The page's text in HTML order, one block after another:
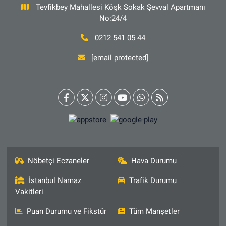
Tevfikbey Mahallesi Köşk Sokak Şevval Apartmanı
No:24/4
0212 541 05 44
[email protected]
Nöbetçi Eczaneler Hava Durumu
İstanbul Namaz
Vakitleri
Trafik Durumu
Puan Durumu ve Fikstür Tüm Manşetler